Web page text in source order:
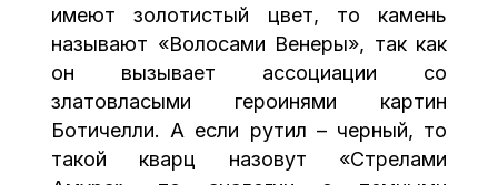
имеют золотистый цвет, то камень
называют «Волосами Венеры», так как
он вызывает ассоциации со
златовласыми героинями картин
Ботичелли. А если рутил – черный, то
такой кварц назовут «Стрелами